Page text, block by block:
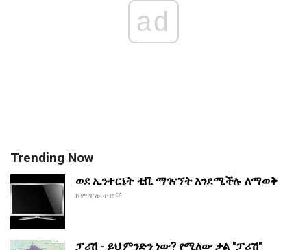
ad
Trending Now
ወደ ኢንተርኔት ቲቪ ማገናኘት እንደሚችሉ ለማወቅ
ኮምፒውተሮች
ፓሪሽ - ይህ ምንድን ነው? የሚለው ቃል "ፓሪሽ"